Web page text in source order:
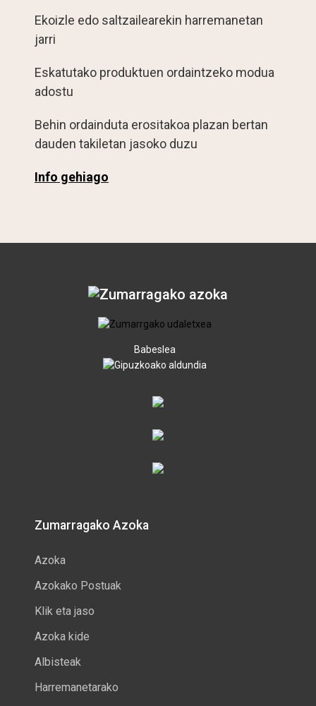
Ekoizle edo saltzailearekin harremanetan
jarri
Eskatutako produktuen ordaintzeko modua
adostu
Behin ordainduta erositakoa plazan bertan
dauden takiletan jasoko duzu
Info gehiago
Babeslea
Zumarragako Azoka
Azoka
Azokako Postuak
Klik eta jaso
Azoka kide
Albisteak
Harremanetarako